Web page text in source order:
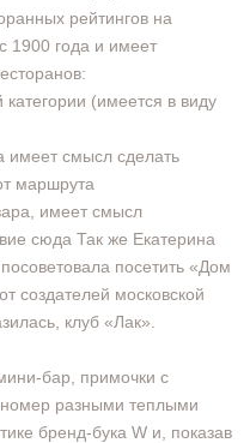
рейтингов на
1900 года и имеет
(имеется в виду
имеет смысл сделать
маршрута
имеет смысл
сюда Так же Екатерина
посетить «Дом
создателей московской
клуб «Лак».
бар, примочки с
номер разными теплыми
бренд-бука W и, показав